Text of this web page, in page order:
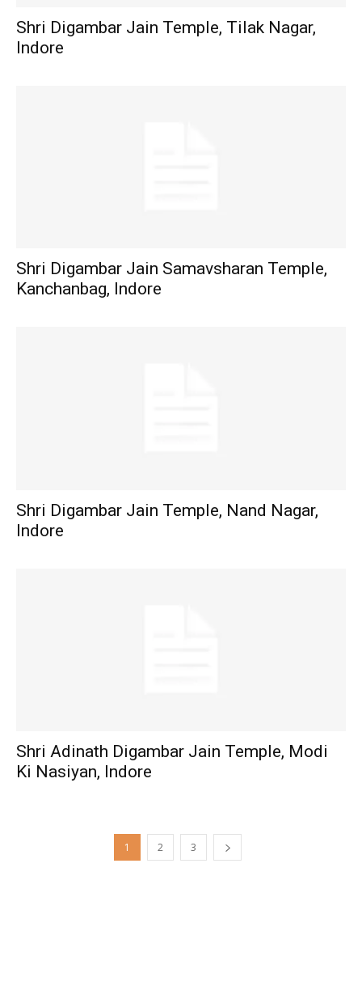
Shri Digambar Jain Temple, Tilak Nagar,
Indore
Shri Digambar Jain Samavsharan Temple,
Kanchanbag, Indore
Shri Digambar Jain Temple, Nand Nagar,
Indore
Shri Adinath Digambar Jain Temple, Modi
Ki Nasiyan, Indore
1 2 3